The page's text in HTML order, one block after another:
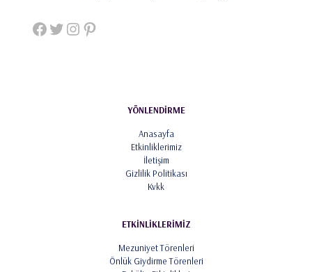
Facebook
Twitter
Instagram
Pinterest
YÖNLENDİRME
Anasayfa
Etkinliklerimiz
İletişim
Gizlilik Politikası
Kvkk
ETKİNLİKLERİMİZ
Mezuniyet Törenleri
Önlük Giydirme Törenleri